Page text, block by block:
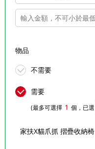
物品
不需要
需要
(最多可選擇 1 個，已選
家扶X貓爪抓 摺疊收納椅